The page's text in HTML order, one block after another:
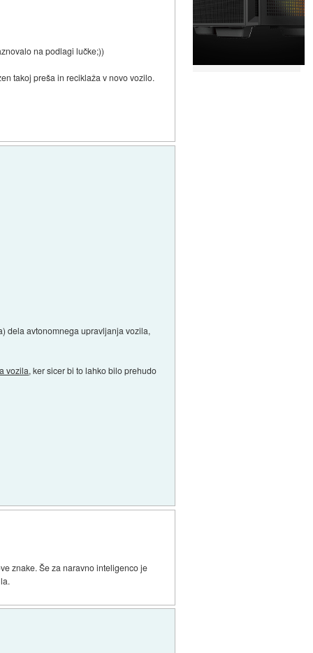
na podlagi lučke;))
takoj preša in reciklaža v novo vozilo.
dela avtonomnega upravljanja vozila,
vozila, ker sicer bi to lahko bilo prehudo
znake. Še za naravno inteligenco je